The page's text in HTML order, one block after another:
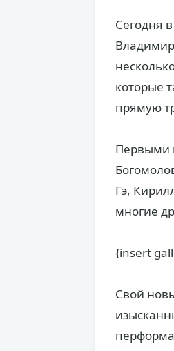
Сегодня
которые
прямую
Первыми
Гэ,
многие
{insert
Свой